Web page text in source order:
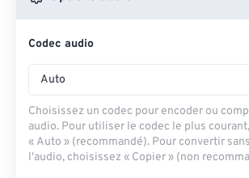
Codec audio
Auto
Choisissez un codec pour encoder ou
audio. Pour utiliser le codec le plus
« Auto » (recommandé). Pour convertir
l'audio, choisissez « Copier » (non